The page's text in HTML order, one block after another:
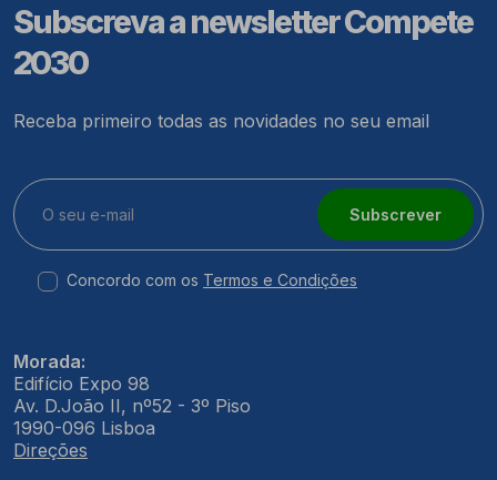
Subscreva a newsletter Compete
2030
Receba primeiro todas as novidades no seu email
Subscrever
Concordo com os Termos e Condições
Morada:
Edifício Expo 98
Av. D.João II, nº52 - 3º Piso
1990-096 Lisboa
Direções